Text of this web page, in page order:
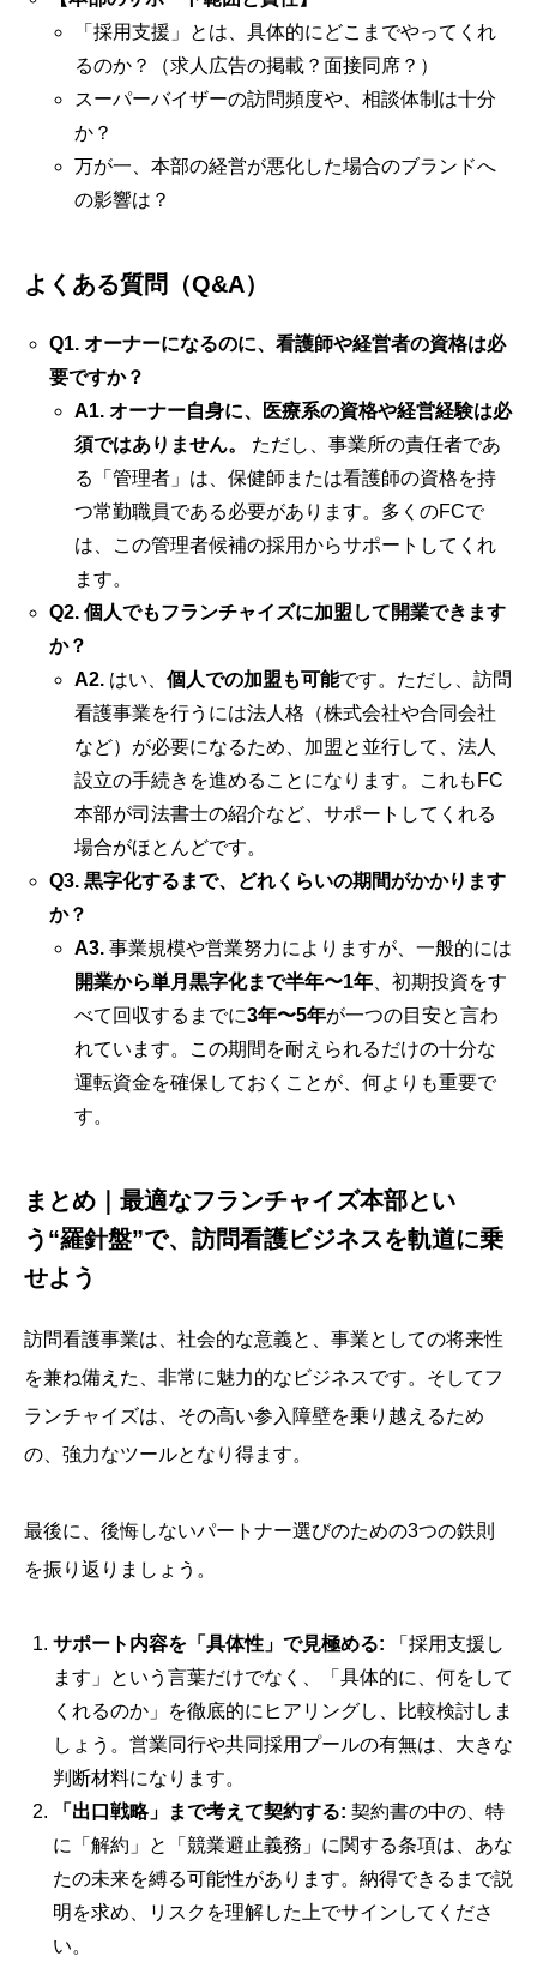
「採用支援」とは、具体的にどこまでやってくれ
るのか？（求人広告の掲載？面接同席？）
スーパーバイザーの訪問頻度や、相談体制は十分
か？
万が一、本部の経営が悪化した場合のブランドへ
の影響は？
よくある質問（Q&A）
Q1. オーナーになるのに、看護師や経営者の資格は必
要ですか？
A1. オーナー自身に、医療系の資格や経営経験は必
須ではありません。
ただし、事業所の責任者であ
る「管理者」は、保健師または看護師の資格を持
つ常勤職員である必要があります。多くのFCで
は、この管理者候補の採用からサポートしてくれ
ます。
Q2. 個人でもフランチャイズに加盟して開業できます
か？
A2.はい、 個人での加盟も可能です。ただし、訪問
看護事業を行うには法人格（株式会社や合同会社
など）が必要になるため、加盟と並行して、法人
設立の手続きを進めることになります。これもFC
本部が司法書士の紹介など、サポートしてくれる
場合がほとんどです。
Q3. 黒字化するまで、どれくらいの期間がかかります
か？
A3.事業規模や営業努力によりますが、一般的には
開業から単月黒字化まで半年〜1年、初期投資をす
べて回収するまでに3年〜5年が一つの目安と言わ
れています。この期間を耐えられるだけの十分な
運転資金を確保しておくことが、何よりも重要で
す。
まとめ｜最適なフランチャイズ本部とい
う“羅針盤”で、訪問看護ビジネスを軌道に乗
せよう
訪問看護事業は、社会的な意義と、事業としての将来性
を兼ね備えた、非常に魅力的なビジネスです。そしてフ
ランチャイズは、その高い参入障壁を乗り越えるため
の、強力なツールとなり得ます。
最後に、後悔しないパートナー選びのための3つの鉄則
を振り返りましょう。
サポート内容を「具体性」で見極める: 「採用支援し
ます」という言葉だけでなく、「具体的に、何をして
くれるのか」を徹底的にヒアリングし、比較検討しま
しょう。営業同行や共同採用プールの有無は、大きな
判断材料になります。
「出口戦略」まで考えて契約する: 契約書の中の、特
に「解約」と「競業避止義務」に関する条項は、あな
たの未来を縛る可能性があります。納得できるまで説
明を求め、リスクを理解した上でサインしてくださ
い。